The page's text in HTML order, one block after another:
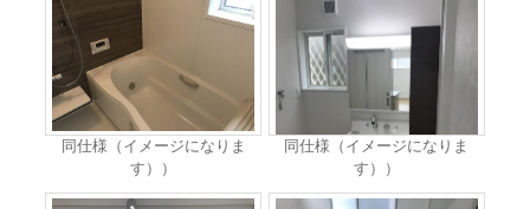
同仕様（イメージになりま
す））
同仕様（イメージになりま
す））